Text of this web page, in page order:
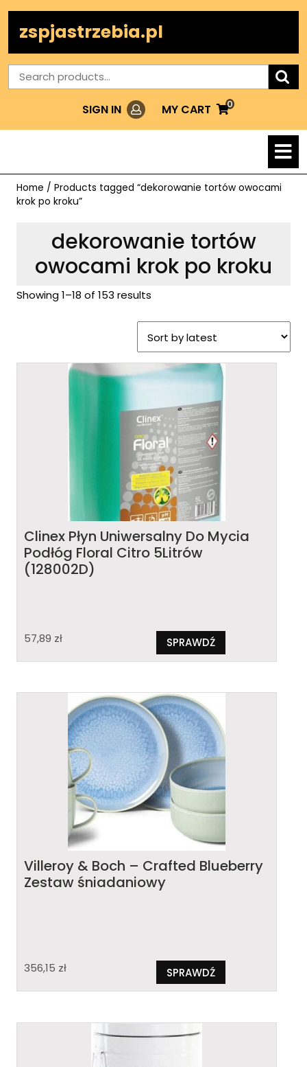
contentzspjastrzebia.pl
Search
for:
SIGN IN LoginMY CART
MY
0
Home / Products tagged “dekorowanie tortów owocami
krok po kroku”
dekorowanie tortów
owocami krok po kroku
Showing 1–18 of 153 results
Clinex Płyn Uniwersalny Do Mycia
Podłóg Floral Citro 5Litrów
(128002D)
57,89 zł SPRAWDŹ
Villeroy & Boch – Crafted Blueberry
Zestaw śniadaniowy
356,15 zł SPRAWDŹ